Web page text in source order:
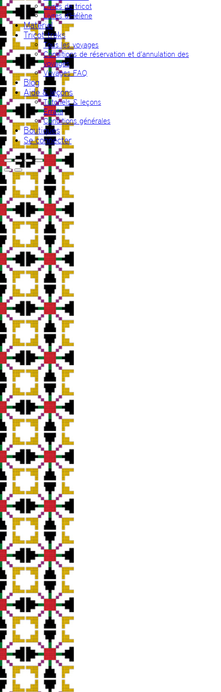
Livres de tricot
Livres d’Hélène
Matériel
Tricot-treks
Tous les voyages
Conditions de réservation et d’annulation des
voyages
Voyages FAQ
Blog
Aide & leçons
Tutoriels & leçons
Errata
Conditions générales
Boutiques
Se connecter